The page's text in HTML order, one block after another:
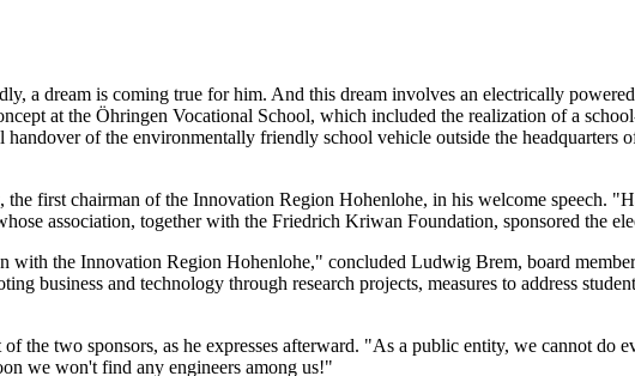
a dream is coming true for him. And this dream involves an electrically
at the Öhringen Vocational School, which included the realization of a
of the environmentally friendly school vehicle outside the headquarters
first chairman of the Innovation Region Hohenlohe, in his welcome speech.
association, together with the Friedrich Kriwan Foundation, sponsored the
the Innovation Region Hohenlohe," concluded Ludwig Brem, board
business and technology through research projects, measures to address
the two sponsors, as he expresses afterward. "As a public entity, we cannot do
we won't find any engineers among us!"